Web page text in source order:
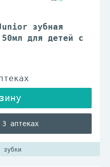
зубная
для детей с
аптеках
зубки